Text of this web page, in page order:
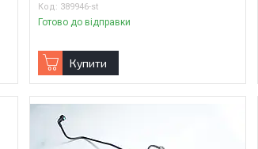
389946-st
Готово до відправки
Купити